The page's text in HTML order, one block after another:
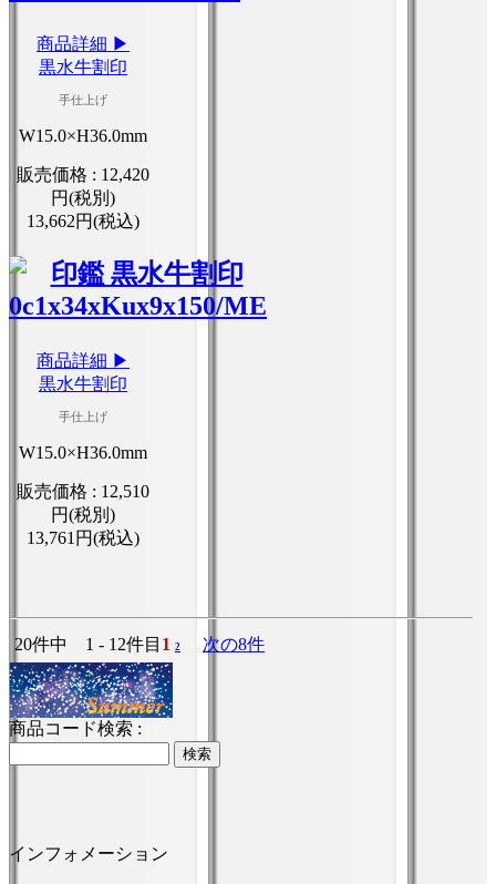
商品詳細 ▶
黒水牛割印
手仕上げ
W15.0×H36.0mm
販売価格 : 12,420
円(税別)
13,662円(税込)
商品詳細 ▶
黒水牛割印
手仕上げ
W15.0×H36.0mm
販売価格 : 12,510
円(税別)
13,761円(税込)
20件中 1 - 12件目 1 2 次の8件
商品コード検索 :
インフォメーション